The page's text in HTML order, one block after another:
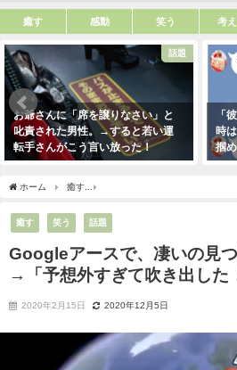
癒す 感動 笑う 考
話題
お爺さんに「席を譲りなさい」と
叱責された男性。→すると若い運
転手さんがこう言い放った！
「
時
掴
ホーム 癒す
癒す 笑う 話題
Googleアースで、凄いの見
→「予想外すぎて吹き出した
2020年2月15日 2020年12月5日